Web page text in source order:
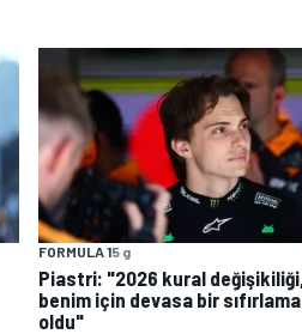
FORMULA 15 g
Piastri: "2026 kural değişikiliği,
benim için devasa bir sıfırlama
oldu"